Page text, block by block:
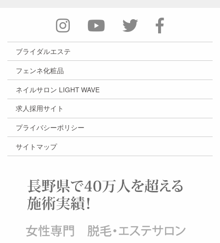
ブライダルエステ
フェンネ化粧品
ネイルサロン LIGHT WAVE
求人採用サイト
プライバシーポリシー
サイトマップ